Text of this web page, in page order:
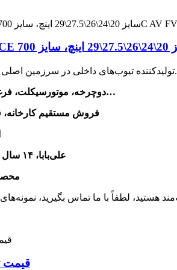
تولیدکننده تیوب‌های داخلی در سرزمین.
۱. دوچرخه، موتورسیکلت، فرغون، تراکتور، تیوب داخلی کامیون…
۲. فروش مستقیم
۴. علی‌بابا، ۱۴ سال سابقه فروش طلا، تضمین کیفیت
۵.
قیمت